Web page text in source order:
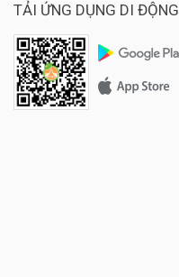
TẢI ỨNG DỤNG DI ĐỘNG